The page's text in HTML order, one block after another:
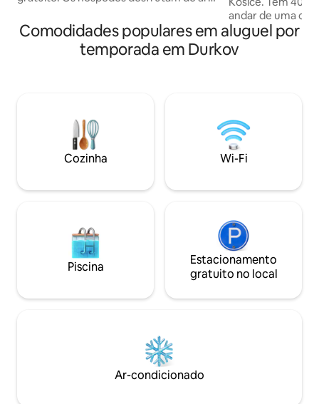
uma máquina de lavar roupa. O
apartamento dispõe de sala de estar
com sofá e área de jantar. Instalações
privado gratuito no local está disponível.
Altamente avaliado pela limpeza do
quarto, localização conveniente e
conforto do quarto.
andar de uma
entrada
minimalista,
equipada,
e de bonde fica a
pé.
frente da
via cofre
Comodidades populares em aluguel por
temporada em Durkov
Cozinha Wi-Fi
Piscina
Estacionamento
gratuito no local
Ar-condicionado